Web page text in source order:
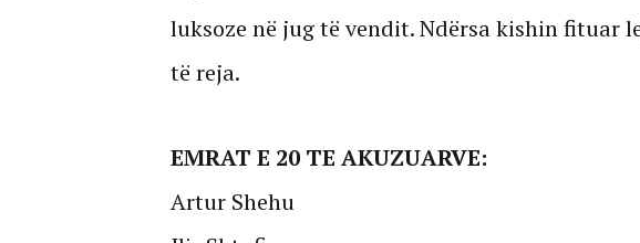
luksoze në jug të vendit. Ndërsa kishin fituar
të reja.
EMRAT E 20 TE AKUZUARVE:
Artur Shehu